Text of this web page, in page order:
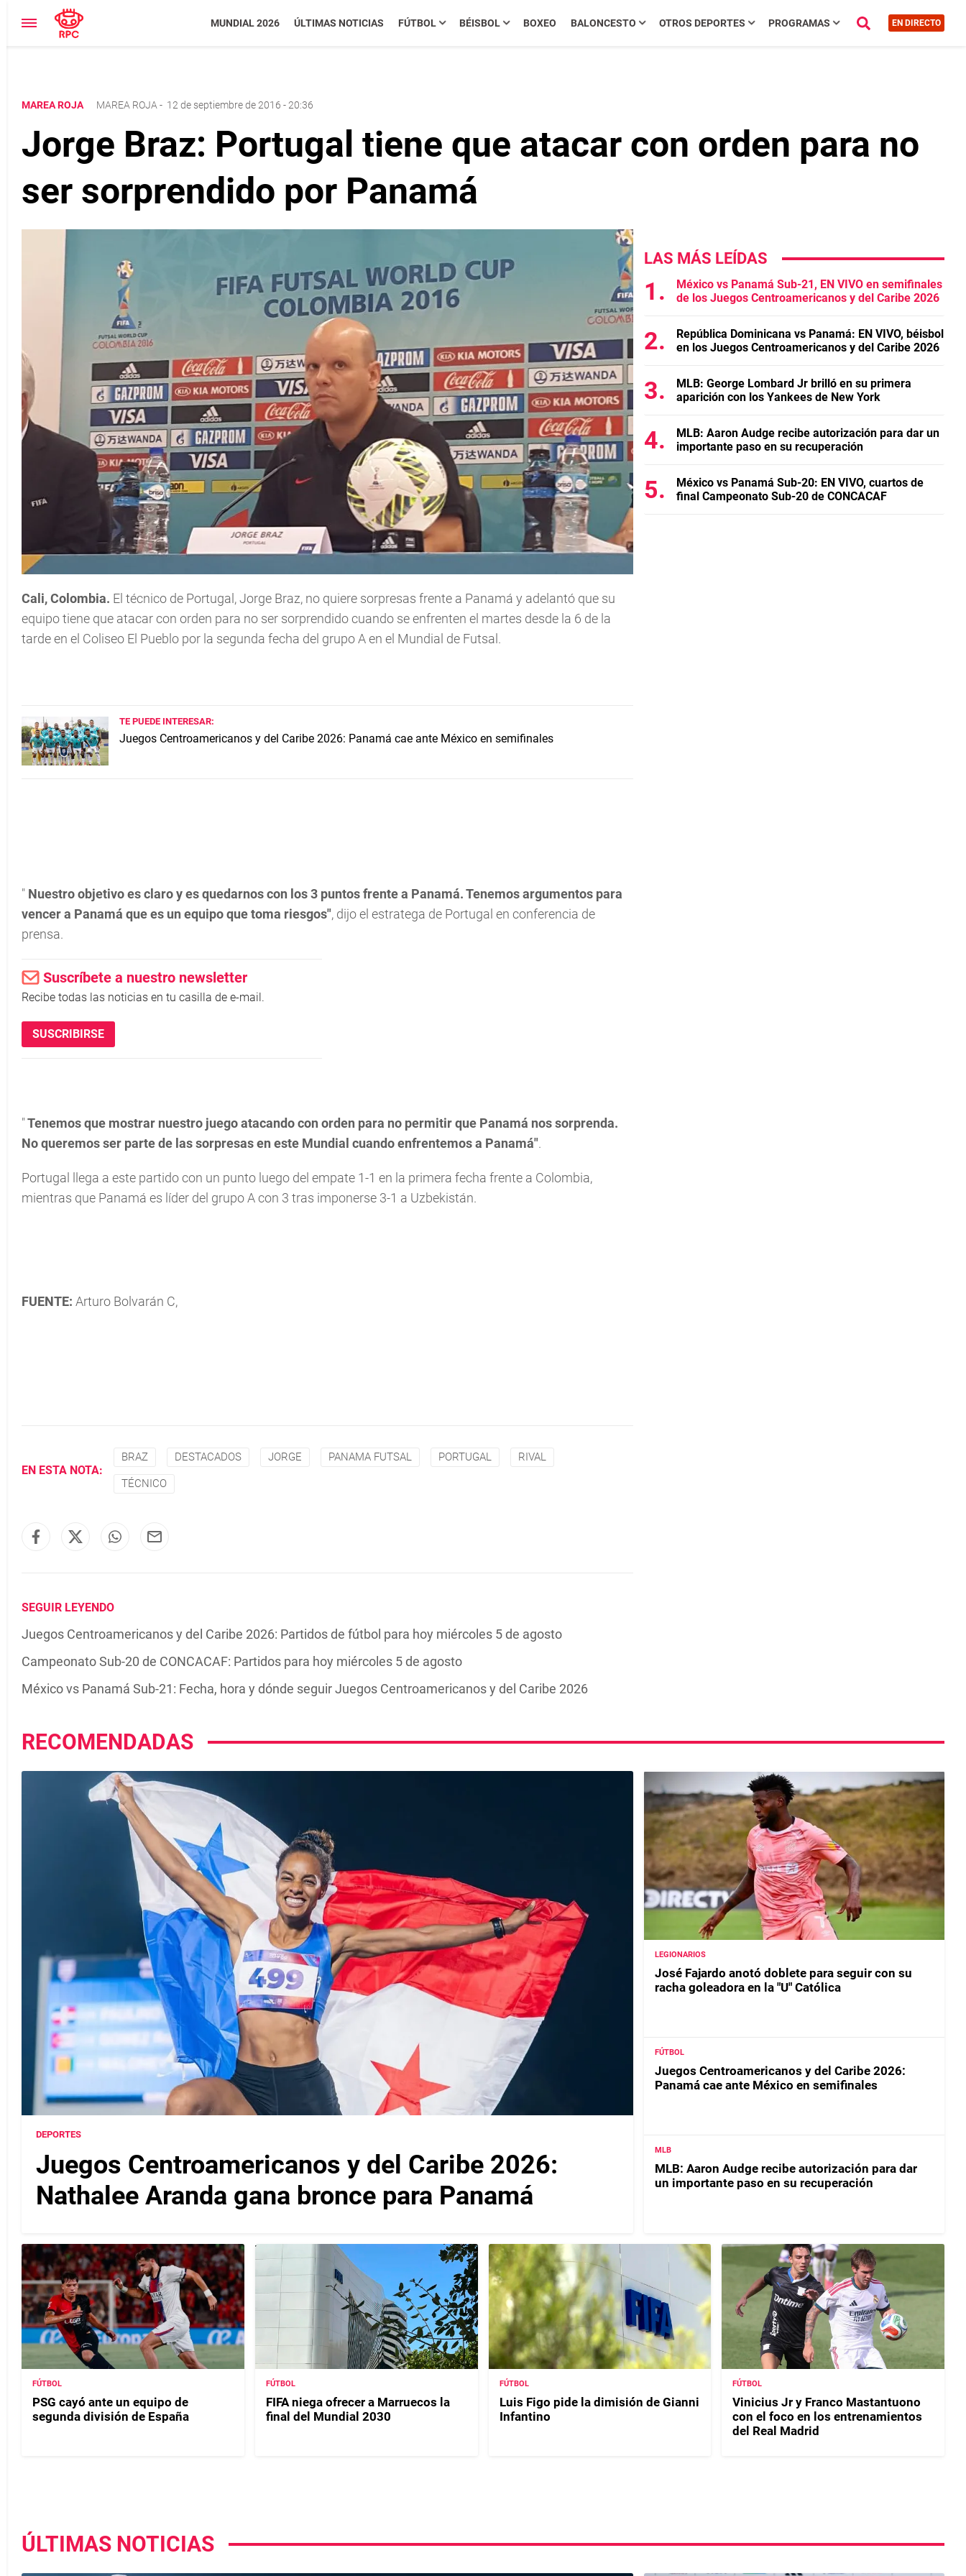
MUNDIAL 2026 ÚLTIMAS NOTICIAS FÚTBOL BÉISBOL BOXEO BALONCESTO OTROS DEPORTES PROGRAMAS EN DIRECTO
MAREA ROJA MAREA ROJA - 12 de septiembre de 2016 - 20:36
Jorge Braz: Portugal tiene que atacar con orden para no
ser sorprendido por Panamá
Cali, Colombia. El técnico de Portugal, Jorge Braz, no quiere sorpresas frente a Panamá y adelantó que su
equipo tiene que atacar con orden para no ser sorprendido cuando se enfrenten el martes desde la 6 de la
tarde en el Coliseo El Pueblo por la segunda fecha del grupo A en el Mundial de Futsal.
TE PUEDE INTERESAR:
Juegos Centroamericanos y del Caribe 2026: Panamá cae ante México en semifinales
" Nuestro objetivo es claro y es quedarnos con los 3 puntos frente a Panamá. Tenemos argumentos para
vencer a Panamá que es un equipo que toma riesgos", dijo el estratega de Portugal en conferencia de
prensa.
Suscríbete a nuestro newsletter
Recibe todas las noticias en tu casilla de e-mail.
SUSCRIBIRSE
"Tenemos que mostrar nuestro juego atacando con orden para no permitir que Panamá nos sorprenda.
No queremos ser parte de las sorpresas en este Mundial cuando enfrentemos a Panamá".
Portugal llega a este partido con un punto luego del empate 1-1 en la primera fecha frente a Colombia,
mientras que Panamá es líder del grupo A con 3 tras imponerse 3-1 a Uzbekistán.
FUENTE: Arturo Bolvarán C,
EN ESTA NOTA:
BRAZ DESTACADOS JORGE PANAMA FUTSAL PORTUGAL RIVAL
TÉCNICO
SEGUIR LEYENDO
Juegos Centroamericanos y del Caribe 2026: Partidos de fútbol para hoy miércoles 5 de agosto
Campeonato Sub-20 de CONCACAF: Partidos para hoy miércoles 5 de agosto
México vs Panamá Sub-21: Fecha, hora y dónde seguir Juegos Centroamericanos y del Caribe 2026
LAS MÁS LEÍDAS
México vs Panamá Sub-21, EN VIVO en semifinales
de los Juegos Centroamericanos y del Caribe 2026
República Dominicana vs Panamá: EN VIVO, béisbol
en los Juegos Centroamericanos y del Caribe 2026
MLB: George Lombard Jr brilló en su primera
aparición con los Yankees de New York
MLB: Aaron Audge recibe autorización para dar un
importante paso en su recuperación
México vs Panamá Sub-20: EN VIVO, cuartos de
final Campeonato Sub-20 de CONCACAF
RECOMENDADAS
DEPORTES
Juegos Centroamericanos y del Caribe 2026:
Nathalee Aranda gana bronce para Panamá
LEGIONARIOS
José Fajardo anotó doblete para seguir con su
racha goleadora en la "U" Católica
FÚTBOL
Juegos Centroamericanos y del Caribe 2026:
Panamá cae ante México en semifinales
MLB
MLB: Aaron Audge recibe autorización para dar
un importante paso en su recuperación
FÚTBOL
PSG cayó ante un equipo de
segunda división de España
FÚTBOL
FIFA niega ofrecer a Marruecos la
final del Mundial 2030
FÚTBOL
Luis Figo pide la dimisión de Gianni
Infantino
FÚTBOL
Vinicius Jr y Franco Mastantuono
con el foco en los entrenamientos
del Real Madrid
ÚLTIMAS NOTICIAS